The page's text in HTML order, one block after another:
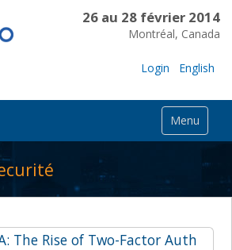
26 au 28 février 2014
Montréal, Canada
Login English
Menu
The Rise of Two-Factor Auth